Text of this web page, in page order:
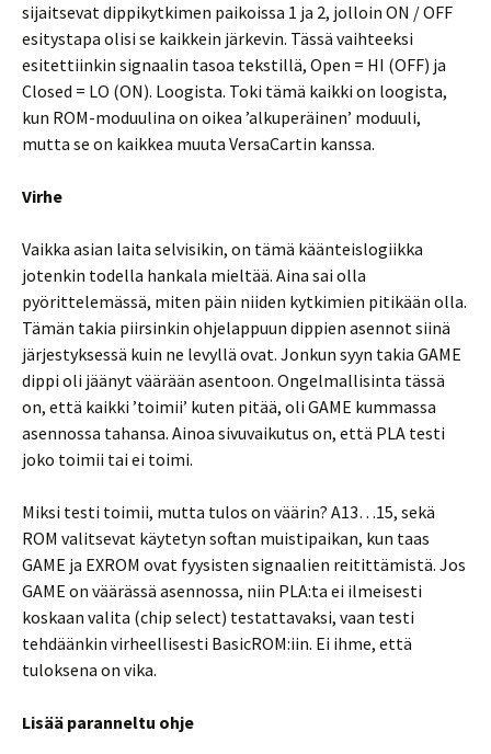
sijaitsevat dippikytkimen paikoissa 1 ja 2, jolloin ON / OFF
esitystapa olisi se kaikkein järkevin. Tässä vaihteeksi
esitettiinkin signaalin tasoa tekstillä, Open = HI (OFF) ja
Closed = LO (ON). Loogista. Toki tämä kaikki on loogista,
kun ROM-moduulina on oikea ’alkuperäinen’ moduuli,
mutta se on kaikkea muuta VersaCartin kanssa.
Virhe
Vaikka asian laita selvisikin, on tämä käänteislogiikka
jotenkin todella hankala mieltää. Aina sai olla
pyörittelemässä, miten päin niiden kytkimien pitikään olla.
Tämän takia piirsinkin ohjelappuun dippien asennot siinä
järjestyksessä kuin ne levyllä ovat. Jonkun syyn takia GAME
dippi oli jäänyt väärään asentoon. Ongelmallisinta tässä
on, että kaikki ’toimii’ kuten pitää, oli GAME kummassa
asennossa tahansa. Ainoa sivuvaikutus on, että PLA testi
joko toimii tai ei toimi.
Miksi testi toimii, mutta tulos on väärin? A13…15, sekä
ROM valitsevat käytetyn softan muistipaikan, kun taas
GAME ja EXROM ovat fyysisten signaalien reitittämistä. Jos
GAME on väärässä asennossa, niin PLA:ta ei ilmeisesti
koskaan valita (chip select) testattavaksi, vaan testi
tehdäänkin virheellisesti BasicROM:iin. Ei ihme, että
tuloksena on vika.
Lisää paranneltu ohje